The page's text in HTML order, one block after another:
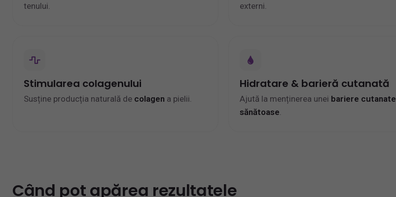
tenului.
externi.
Stimularea colagenului
Susține producția naturală de colagen a pielii.
Hidratare & barieră cutanată
Ajută la menținerea unei bariere cutanate
sănătoase
Când pot apărea rezultatele